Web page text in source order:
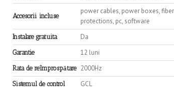
Accesorii incluse
power cables, power boxes,
protections, pc, software
Instalare gratuita Da
Garantie 12 luni
Rata de reîmprospătare 2000Hz
Sistemul de control GCL